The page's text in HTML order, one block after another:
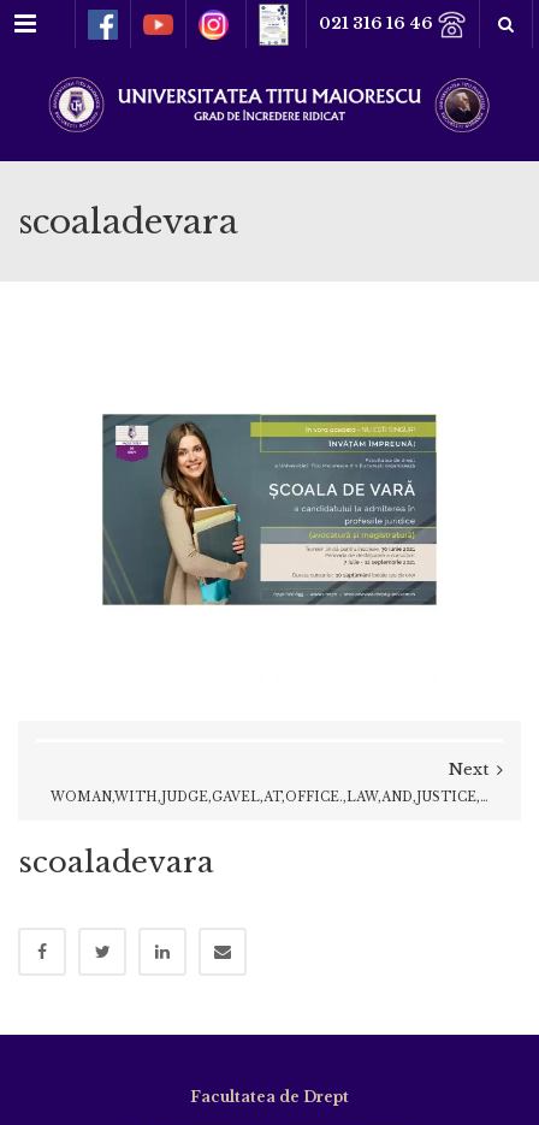
Meniu 021 316 16 46
scoaladevara
Next
WOMAN,WITH,JUDGE,GAVEL,AT,OFFICE.,LAW,AND,JUSTICE,CONCEPT.
scoaladevara
Facultatea de Drept